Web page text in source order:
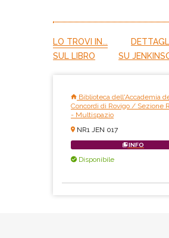
LO TROVI IN...
SUL LIBRO
SU
Biblioteca dell'Accademia
Concordi di Rovigo / Sezione
- Multispazio
NR1 JEN 017
INFO
Disponibile